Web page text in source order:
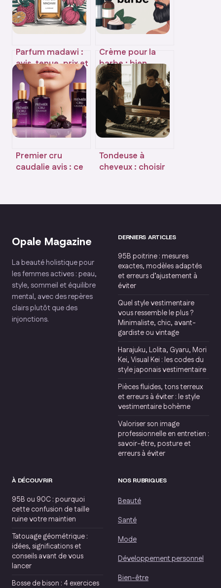
Parfum madawi :
avis, tenue, prix et
alternatives à
connaître
Crème pour la
barbe : bien
choisir, bien
utiliser, éviter les
erreurs
Premier cru
caudalie avis : ce
Tondeuse à
cheveux : choisir
professionnelle et
Opale Magazine
La beauté holistique pour
les femmes actives : peau,
style, sommeil et équilibre
mental, avec des repères
clairs plutôt que des
injonctions.
DERNIERS ARTICLES
95B poitrine : mesures
exactes, modèles adaptés
et erreurs d’ajustement à
éviter
Quel style vestimentaire
vous ressemble le plus ?
Minimaliste, chic, avant-
gardiste ou vintage
Harajuku, Lolita, Gyaru, Mori
Kei, Visual Kei : les codes du
style japonais vestimentaire
Pièces fluides, tons terreux
et erreurs à éviter : le style
vestimentaire bohème
Valoriser son image
professionnelle en entretien :
savoir-être, posture et
erreurs à éviter
À DÉCOUVRIR
95B ou 90C : pourquoi
cette confusion de taille
ruine votre maintien
Tatouage géométrique :
idées, significations et
conseils avant de vous
lancer
Bosse de bison : 4 exercices
NOS RUBRIQUES
Beauté
Santé
Mode
Développement personnel
Bien-être